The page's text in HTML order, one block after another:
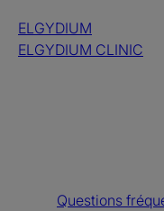
ELGYDIUM
ELGYDIUM CLINIC
Questions